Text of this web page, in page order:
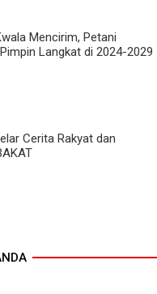
Mencirim, Petani
Langkat di 2024-2029
Cerita Rakyat dan